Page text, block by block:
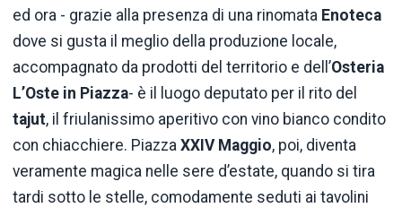
ed ora - grazie alla presenza di una rinomata Enoteca
dove si gusta il meglio della produzione locale,
accompagnato da prodotti del territorio e dell’Osteria
L’Oste in Piazza- è il luogo deputato per il rito del
tajut, il friulanissimo aperitivo con vino bianco condito
con chiacchiere. Piazza XXIV Maggio, poi, diventa
veramente magica nelle sere d’estate, quando si tira
tardi sotto le stelle, comodamente seduti ai tavolini